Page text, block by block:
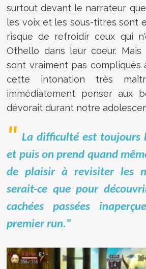
surtout devant le narrateur
les voix et les sous-titres sont
risque de refroidir ceux qui
Othello dans leur coeur.
sont vraiment pas compliqués
cette intonation très
immédiatement penser aux
dévorait durant notre
La difficulté est toujours
et puis on prend quand
de plaisir à revisiter les
serait-ce que pour
cachées passées
premier run."